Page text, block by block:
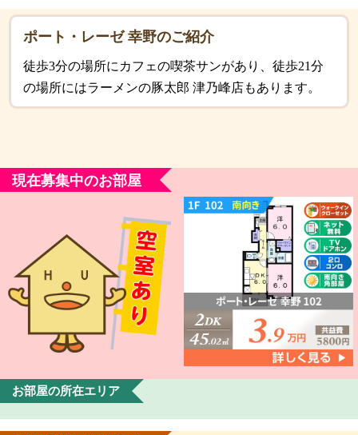
ポート・レーゼ 幸野のご紹介
徒歩3分の場所にカフェの喫茶サンがあり、徒歩21分
の場所にはラーメンの豚太郎 津乃峰店もあります。
現在募集中のお部屋
お部屋の所在エリア